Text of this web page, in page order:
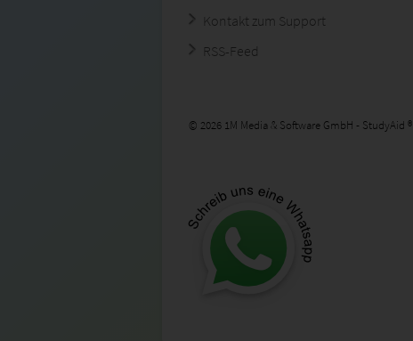
Kontakt zum Support
RSS-Feed
© 2026 1M Media & Software GmbH - StudyAid ®